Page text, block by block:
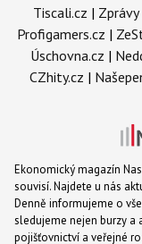
Tiscali.cz | Zprávy
Profigamers.cz |
Úschovna.cz |
CZhity.cz |
Ekonomický magazín
souvisí. Najdete u nás
Denně informujeme o
sledujeme nejen burzy a
pojišťovnictví a veřejné